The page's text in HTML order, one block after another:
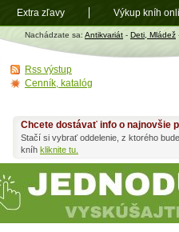
Antikvariát
shop.sk
Nachádzate sa: Antikvariát - Deti, Mládež
Chcete dostávať info o najnovšie
Stačí si vybrať oddelenie, z ktorého
kníh kliknite tu.
Rss výstup
Cenník, katalóg
Extra zľavy Výkup kníh